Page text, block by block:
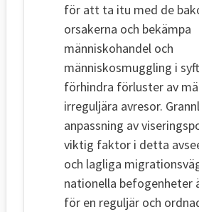
för att ta itu med de
orsakerna och bekämpa
människohandel och
människosmuggling i
förhindra förluster av
irreguljära avresor.
anpassning av
viktig faktor i detta
och lagliga
nationella befogenheter
för en reguljär och